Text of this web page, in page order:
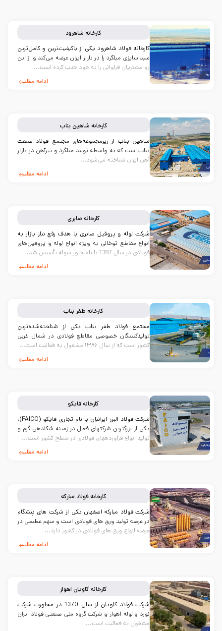
کارخانه شاهرود
کارخانه فولاد شاهرود یکی از باکیفیت‌ترین و کامل‌ترین
سبد سایزی میلگرد را در بازار ایران عرضه می‌کند و از این
رو مشتریان فراوانی را به خود جذب کرده است...
ادامه مطلب
کارخانه شاهین بناب
شاهین بناب از زیرمجموعه‌های مجتمع فولاد صنعت
بناب است که به واسطه تولید میلگرد و تیرآهن در بازار
آهن ایران شناخته می‌شود...
ادامه مطلب
کارخانه صابری
شرکت لوله و پروفیل صابری با هدف رفع نیاز بازار به
انواع مقاطع توخالی به ویژه انواع لوله و پروفیل‌های
فولادی در سال 1387 با نام خاور سوله تأسیس شد.
ادامه مطلب
کارخانه ظفر بناب
مجتمع فولاد ظفر بناب یکی از شناخته‌شده‌ترین
تولیدکنندگان خصوصی مقاطع فولادی در شمال غربی
کشور است که از سال ۱۳۸۶ مشغول به فعالیت است...
ادامه مطلب
کارخانه فایکو
شرکت فولاد البرز ایرانیان با نام تجاری فایکو (FAICO)،
یکی از بزرگترین شرکت­های فعال در زمینه شکل­دهی گرم و
تولید انواع فرآورده­های فولادی در سطح کشور است...
ادامه مطلب
کارخانهفولاد مبارکه
شرکت فولاد مبارکه اصفهان یکی از شرکت ‌های پیشگام
در عرصه تولید ورق‌ های فولادی است و سهم عظیمی در
عرضه انواع ورق های فولادی در کشور دارد...
ادامه مطلب
کارخانه کاویان اهواز
شركت فولاد كاويان از سال 1370 در مجاورت شركت
نورد و لوله اهواز و شركت گروه ملى صنعتى فولاد ايران
مشغول به فعالیت است...